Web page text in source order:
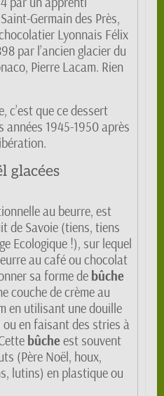
Germain des Près,
Lyonnais Félix
par l’ancien glacier du
Pierre Lacam. Rien
c’est que ce dessert
années 1945-1950 après
glacées
au beurre, est
de Savoie (tiens, tiens
Ecologique !), sur lequel
au café ou chocolat
sa forme de bûche
couche de crème au
en utilisant une douille
en faisant des stries à
bûcheest souvent
(Père Noël, houx,
lutins) en plastique ou